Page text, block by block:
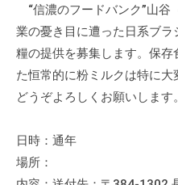
“信濃のフードバンク”山谷
業の憂き目に遭った日系ブ
糧の提供を募集します。保存
た恒常的に粉ミルクは特に
どうぞよろしくお願いします。
日時：通年
場所：